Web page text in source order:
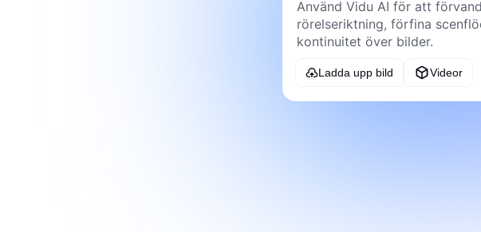
Ladda upp bild Videor